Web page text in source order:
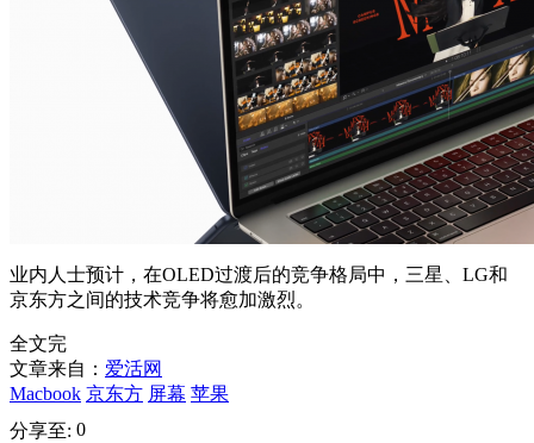
业内人士预计，在OLED过渡后的竞争格局中，三星、LG和
京东方之间的技术竞争将愈加激烈。
全文完
文章来自： 爱活网
Macbook 京东方 屏幕 苹果
分享至: 0